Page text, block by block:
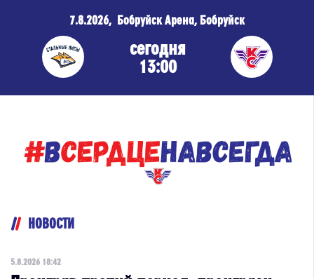
7.8.2026, Бобруйск Арена, Бобруйск
сегодня
13:00
НОВОСТИ
5.8.2026 18:42